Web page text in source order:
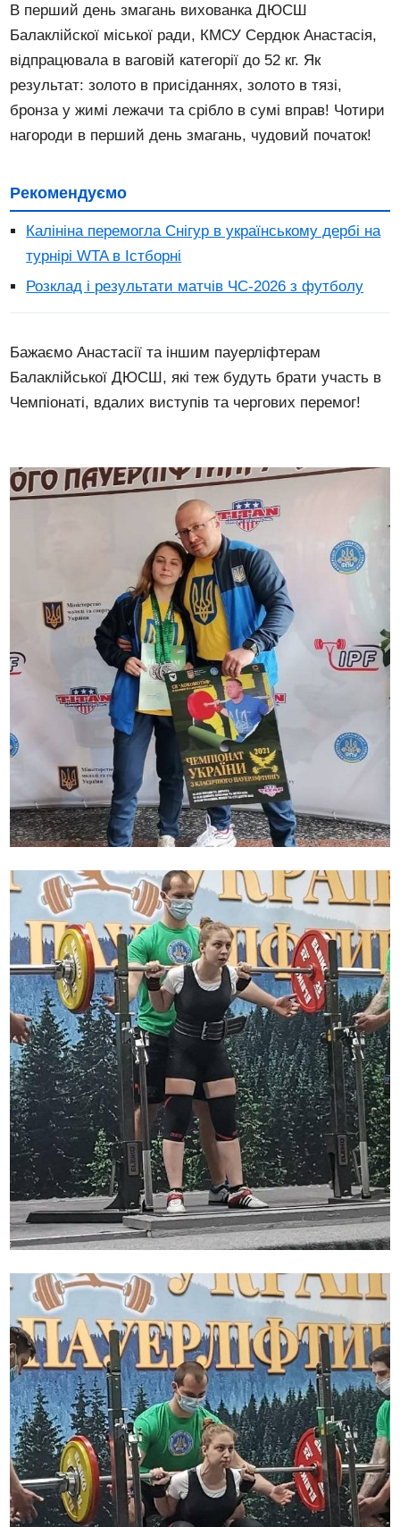
В перший день змагань вихованка ДЮСШ
Балаклійскої міської ради, КМСУ Сердюк Анастасія,
відпрацювала в ваговій категорії до 52 кг. Як
результат: золото в присіданнях, золото в тязі,
бронза у жимі лежачи та срібло в сумі вправ! Чотири
нагороди в перший день змагань, чудовий початок!
Рекомендуємо
Калініна перемогла Снігур в українському дербі на
турнірі WTA в Істборні
Розклад і результати матчів ЧС-2026 з футболу
Бажаємо Анастасії та іншим пауерліфтерам
Балаклійської ДЮСШ, які теж будуть брати участь в
Чемпіонаті, вдалих виступів та чергових перемог!